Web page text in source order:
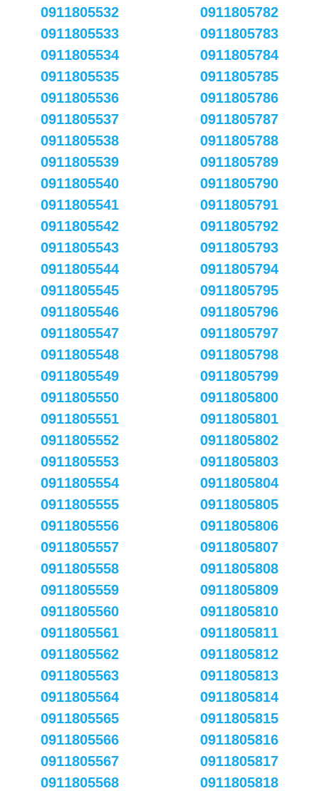
0911805532
0911805533
0911805534
0911805535
0911805536
0911805537
0911805538
0911805539
0911805540
0911805541
0911805542
0911805543
0911805544
0911805545
0911805546
0911805547
0911805548
0911805549
0911805550
0911805551
0911805552
0911805553
0911805554
0911805555
0911805556
0911805557
0911805558
0911805559
0911805560
0911805561
0911805562
0911805563
0911805564
0911805565
0911805566
0911805567
0911805568
0911805782
0911805783
0911805784
0911805785
0911805786
0911805787
0911805788
0911805789
0911805790
0911805791
0911805792
0911805793
0911805794
0911805795
0911805796
0911805797
0911805798
0911805799
0911805800
0911805801
0911805802
0911805803
0911805804
0911805805
0911805806
0911805807
0911805808
0911805809
0911805810
0911805811
0911805812
0911805813
0911805814
0911805815
0911805816
0911805817
0911805818